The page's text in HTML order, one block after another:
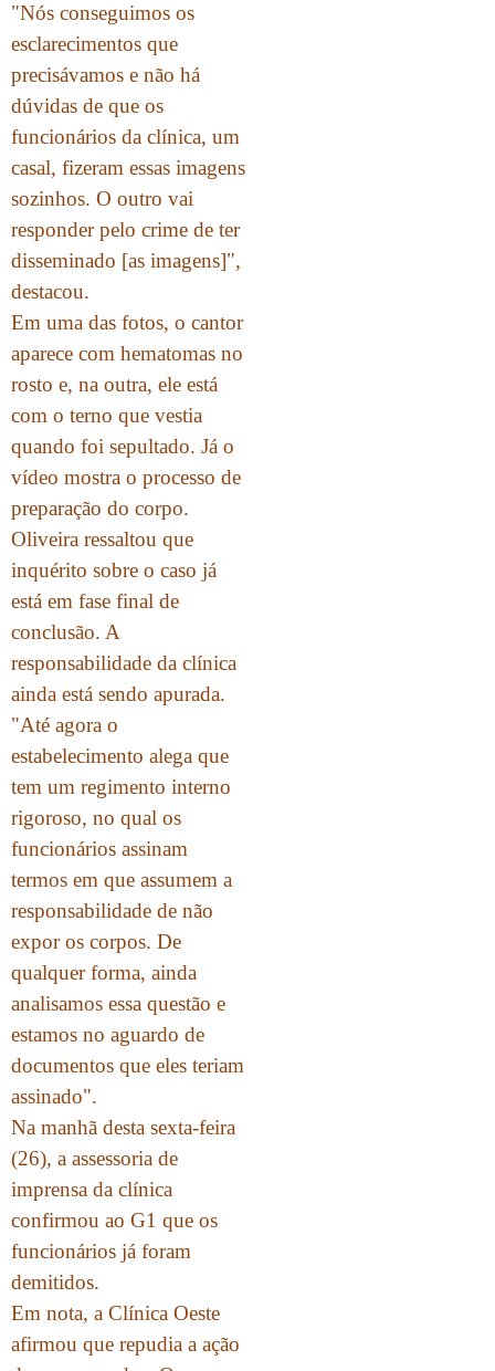
"Nós conseguimos os
esclarecimentos que
precisávamos e não há
dúvidas de que os
funcionários da clínica, um
casal, fizeram essas imagens
sozinhos. O outro vai
responder pelo crime de ter
disseminado [as imagens]",
destacou.
Em uma das fotos, o cantor
aparece com hematomas no
rosto e, na outra, ele está
com o terno que vestia
quando foi sepultado. Já o
vídeo mostra o processo de
preparação do corpo.
Oliveira ressaltou que
inquérito sobre o caso já
está em fase final de
conclusão. A
responsabilidade da clínica
ainda está sendo apurada.
"Até agora o
estabelecimento alega que
tem um regimento interno
rigoroso, no qual os
funcionários assinam
termos em que assumem a
responsabilidade de não
expor os corpos. De
qualquer forma, ainda
analisamos essa questão e
estamos no aguardo de
documentos que eles teriam
assinado".
Na manhã desta sexta-feira
(26), a assessoria de
imprensa da clínica
confirmou ao G1 que os
funcionários já foram
demitidos.
Em nota, a Clínica Oeste
afirmou que repudia a ação